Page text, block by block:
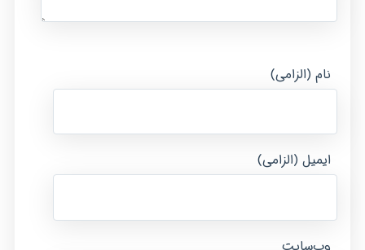
نام (الزامی)
ایمیل (الزامی)